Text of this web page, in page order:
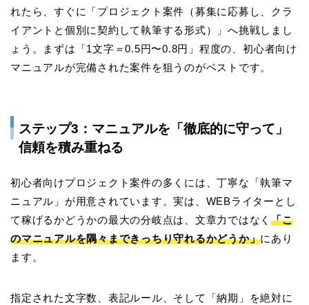
れたら、すぐに「プロジェクト案件（募集に応募し、クラ
イアントと個別に契約して執筆する形式）」へ挑戦しまし
ょう。まずは「1文字＝0.5円〜0.8円」程度の、初心者向け
マニュアルが完備された案件を狙うのがベストです。
ステップ3：マニュアルを「徹底的に守って」
信頼を積み重ねる
初心者向けプロジェクト案件の多くには、丁寧な「執筆マ
ニュアル」が用意されています。実は、WEBライターとし
て稼げるかどうかの最大の分岐点は、文章力ではなく「こ
のマニュアルを隅々まできっちり守れるかどうか」にあり
ます。
指定された文字数、表記ルール、そして「納期」を絶対に